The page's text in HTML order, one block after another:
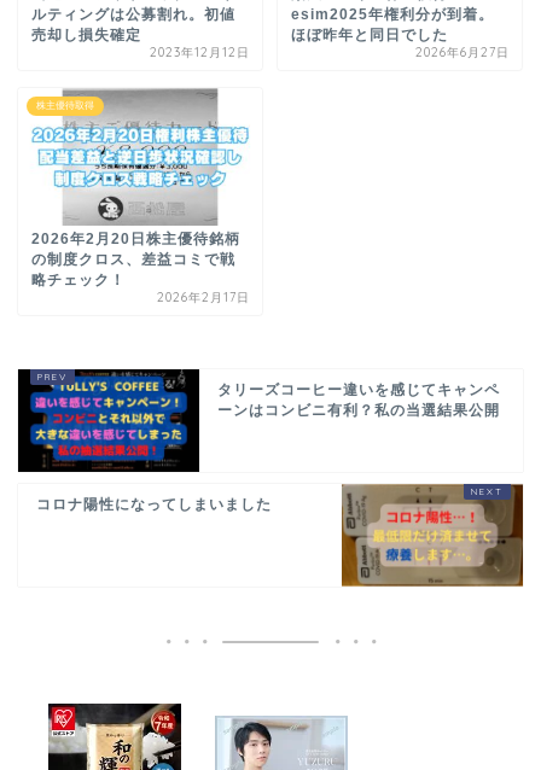
ルティングは公募割れ。初値
売却し損失確定
2023年12月12日
esim2025年権利分が到着。
ほぼ昨年と同日でした
2026年6月27日
株主優待取得
2026年2月20日株主優待銘柄
の制度クロス、差益コミで戦
略チェック！
2026年2月17日
タリーズコーヒー違いを感じてキャンペ
ーンはコンビニ有利？私の当選結果公開
コロナ陽性になってしまいました